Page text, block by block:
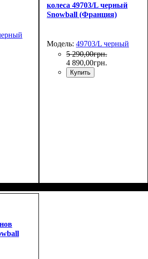
колеса 49703/L черный
Snowball (Франция)
Модель: 49703/L черный
5 290,00грн.
4 890,00грн.
Купить